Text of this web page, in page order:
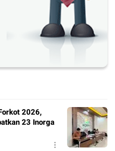
2026,
23 Inorga